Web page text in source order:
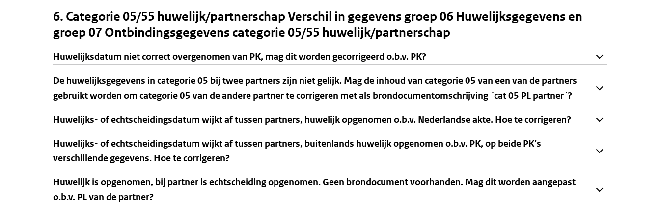
6. Categorie 05/55 huwelijk/partnerschap Verschil in gegevens groep 06 Huwelijksgegevens en
groep 07 Ontbindingsgegevens categorie 05/55 huwelijk/partnerschap
Huwelijksdatum niet correct overgenomen van PK, mag dit worden gecorrigeerd o.b.v. PK?
De huwelijksgegevens in categorie 05 bij twee partners zijn niet gelijk. Mag de inhoud van categorie 05 van een van de partners
gebruikt worden om categorie 05 van de andere partner te corrigeren met als brondocumentomschrijving ´cat 05 PL partner´?
Huwelijks- of echtscheidingsdatum wijkt af tussen partners, huwelijk opgenomen o.b.v. Nederlandse akte. Hoe te corrigeren?
Huwelijks- of echtscheidingsdatum wijkt af tussen partners, buitenlands huwelijk opgenomen o.b.v. PK, op beide PK’s
verschillende gegevens. Hoe te corrigeren?
Huwelijk is opgenomen, bij partner is echtscheiding opgenomen. Geen brondocument voorhanden. Mag dit worden aangepast
o.b.v. PL van de partner?